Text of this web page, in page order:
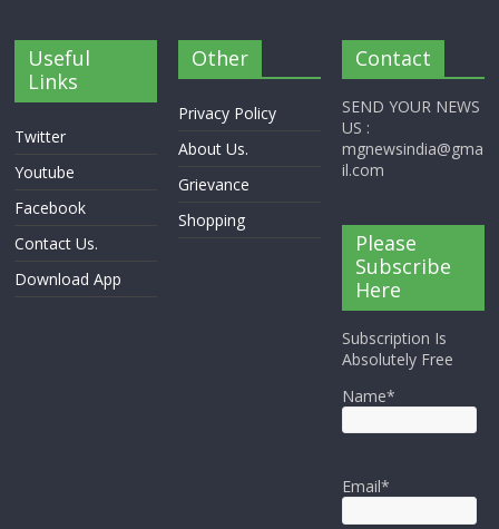
Useful
Links
Twitter
Youtube
Facebook
Contact Us.
Download App
Other
Privacy Policy
About Us.
Grievance
Shopping
Contact
SEND YOUR NEWS
US :
mgnewsindia@gma
il.com
Please
Subscribe
Here
Subscription Is
Absolutely Free
Name*
Email*